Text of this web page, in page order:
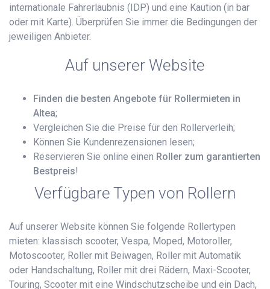
internationale Fahrerlaubnis (IDP) und eine Kaution (in bar
oder mit Karte). Überprüfen Sie immer die Bedingungen der
jeweiligen Anbieter.
Auf unserer Website
Finden die besten Angebote für Rollermieten in
Altea;
Vergleichen Sie die Preise für den Rollerverleih;
Können Sie Kundenrezensionen lesen;
Reservieren Sie online einen Roller zum garantierten
Bestpreis!
Verfügbare Typen von Rollern
Auf unserer Website können Sie folgende Rollertypen
mieten: klassisch scooter, Vespa, Moped, Motoroller,
Motoscooter, Roller mit Beiwagen, Roller mit Automatik
oder Handschaltung, Roller mit drei Rädern, Maxi-Scooter,
Touring, Scooter mit eine Windschutzscheibe und ein Dach,